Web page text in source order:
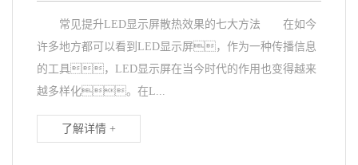
常见提升LED显示屏散热效果的七大方法 在如今
许多地方都可以看到LED显示屏，作为一种传播信息
的工具，LED显示屏在当今时代的作用也变得越来
越多样化。在L...
了解详情 +